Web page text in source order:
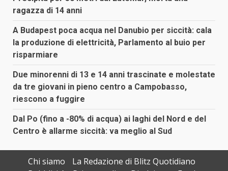
ragazza di 14 anni
A Budapest poca acqua nel Danubio per siccità: cala
la produzione di elettricità, Parlamento al buio per
risparmiare
Due minorenni di 13 e 14 anni trascinate e molestate
da tre giovani in pieno centro a Campobasso,
riescono a fuggire
Dal Po (fino a -80% di acqua) ai laghi del Nord e del
Centro è allarme siccità: va meglio al Sud
Chi siamo
La Redazione di Blitz Quotidiano